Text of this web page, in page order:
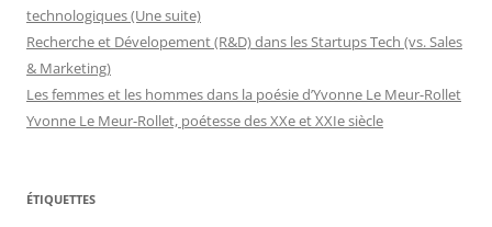
technologiques (Une suite)
Recherche et Dévelopement (R&D) dans les Startups Tech (vs. Sales
& Marketing)
Les femmes et les hommes dans la poésie d’Yvonne Le Meur-Rollet
Yvonne Le Meur-Rollet, poétesse des XXe et XXIe siècle
ÉTIQUETTES